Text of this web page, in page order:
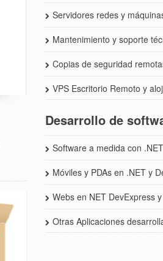
Servidores redes y
Mantenimiento y soporte
Copias de seguridad
VPS Escritorio Remoto y
Desarrollo de
Software a medida con
Móviles y PDAs en .NET y
Webs en NET DevExpress
Otras Aplicaciones